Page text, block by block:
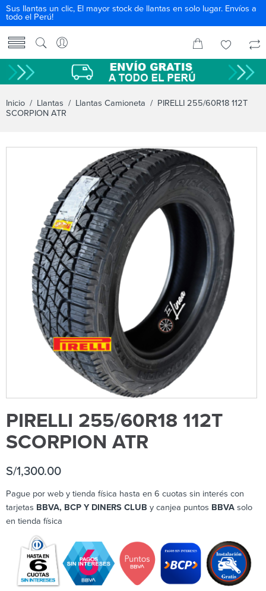
Sus llantas un clic, El mayor stock de llantas en solo lugar. Envíos a
todo el Perú!
Inicio / Llantas / Llantas Camioneta / PIRELLI 255/60R18 112T
SCORPION ATR
PIRELLI 255/60R18 112T
SCORPION ATR
S/1,300.00
Pague por web y tienda física hasta en 6 cuotas sin interés con
tarjetas BBVA, BCP Y DINERS CLUB y canjea puntos BBVA solo
en tienda física